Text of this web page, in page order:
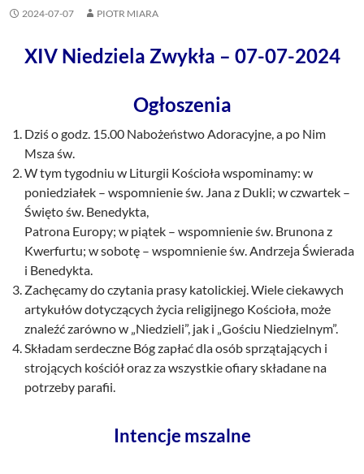
2024-07-07 PIOTR MIARA
XIV Niedziela Zwykła – 07-07-2024
Ogłoszenia
Dziś o godz. 15.00 Nabożeństwo Adoracyjne, a po Nim
Msza św.
W tym tygodniu w Liturgii Kościoła wspominamy: w
poniedziałek – wspomnienie św. Jana z Dukli; w czwartek –
Święto św. Benedykta,
Patrona Europy; w piątek – wspomnienie św. Brunona z
Kwerfurtu; w sobotę – wspomnienie św. Andrzeja Świerada
i Benedykta.
Zachęcamy do czytania prasy katolickiej. Wiele ciekawych
artykułów dotyczących życia religijnego Kościoła, może
znaleźć zarówno w „Niedzieli”, jak i „Gościu Niedzielnym”.
Składam serdeczne Bóg zapłać dla osób sprzątających i
strojących kościół oraz za wszystkie ofiary składane na
potrzeby parafii.
Intencje mszalne